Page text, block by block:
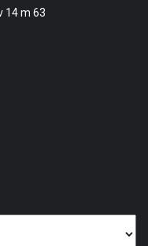
14 m 63